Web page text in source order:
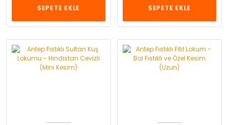
SEPETE EKLE SEPETE EKLE